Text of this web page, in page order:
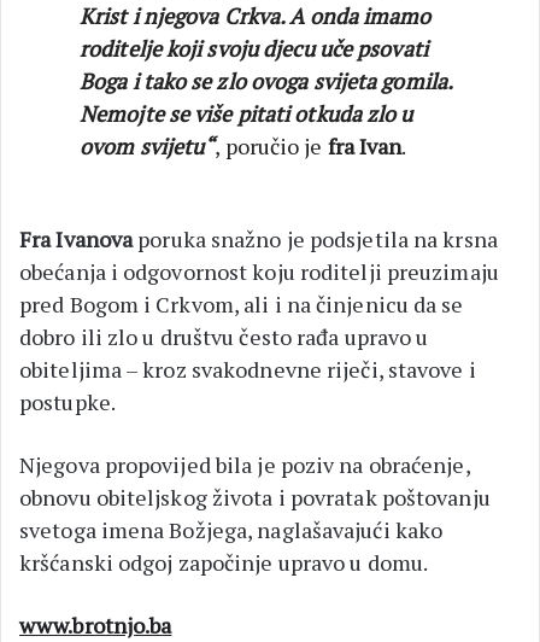
Krist i njegova Crkva. A onda imamo
roditelje koji svoju djecu uče psovati
Boga i tako se zlo ovoga svijeta gomila.
Nemojte se više pitati otkuda zlo u
ovom svijetu“, poručio je fra Ivan.
Fra Ivanovaporuka snažno je podsjetila na krsna
obećanja i odgovornost koju roditelji preuzimaju
pred Bogom i Crkvom, ali i na činjenicu da se
dobro ili zlo u društvu često rađa upravo u
obiteljima – kroz svakodnevne riječi, stavove i
postupke.
Njegova propovijed bila je poziv na obraćenje,
obnovu obiteljskog života i povratak poštovanju
svetoga imena Božjega, naglašavajući kako
kršćanski odgoj započinje upravo u domu.
www.brotnjo.ba